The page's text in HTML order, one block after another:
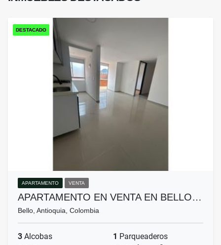
DESTACADO
APARTAMENTO VENTA
APARTAMENTO EN VENTA EN BELLO…
Bello, Antioquia, Colombia
3 Alcobas 1 Parqueaderos